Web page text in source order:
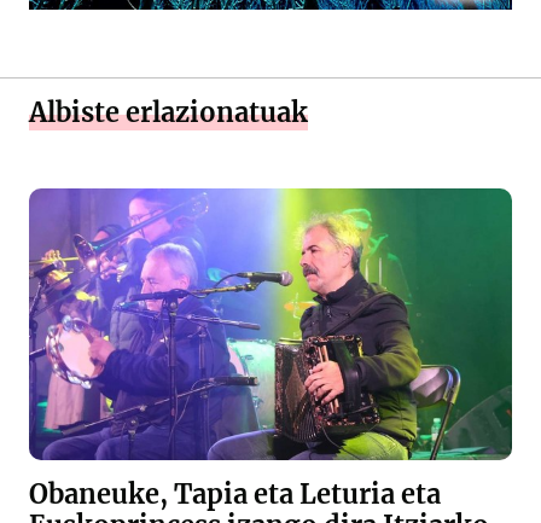
Albiste erlazionatuak
Obaneuke, Tapia eta Leturia eta